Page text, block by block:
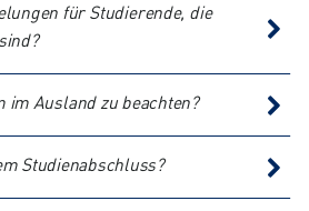
für Studierende, die
im Ausland zu beachten?
Studienabschluss?